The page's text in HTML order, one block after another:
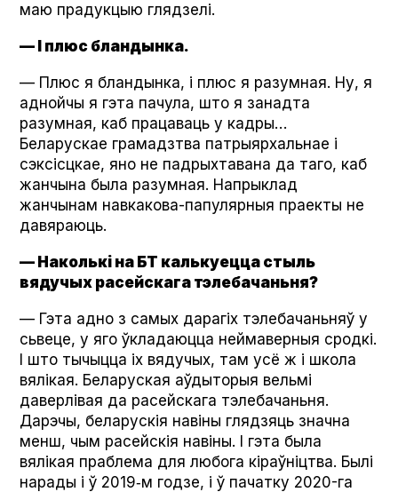
маю прадукцыю глядзелі.
— І плюс бландынка.
— Плюс я бландынка, і плюс я разумная. Ну, я
аднойчы я гэта пачула, што я занадта
разумная, каб працаваць у кадры…
Беларускае грамадзтва патрыярхальнае і
сэксісцкае, яно не падрыхтавана да таго, каб
жанчына была разумная. Напрыклад
жанчынам навкакова-папулярныя праекты не
давяраюць.
— Наколькі на БТ калькуецца стыль
вядучых расейскага тэлебачаньня?
— Гэта адно з самых дарагіх тэлебачаньняў у
сьвеце, у яго ўкладаюцца неймаверныя сродкі.
І што тычыцца іх вядучых, там усё ж і школа
вялікая. Беларуская аўдыторыя вельмі
даверлівая да расейскага тэлебачаньня.
Дарэчы, беларускія навіны глядзяць значна
менш, чым расейскія навіны. І гэта была
вялікая праблема для любога кіраўніцтва. Былі
нарады і ў 2019‑м годзе, і ў пачатку 2020-га